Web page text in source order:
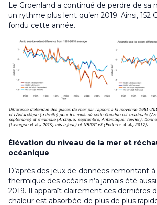
Le Groenland a continué de perdre de sa
un rythme plus lent qu’en 2019. Ainsi, 152
fondu cette année.
Élévation du niveau de la mer et
océanique
D’après des jeux de données remontant
thermique des océans n’a jamais été
2019. Il apparaît clairement ces dernières
chaleur est absorbée de plus de plus